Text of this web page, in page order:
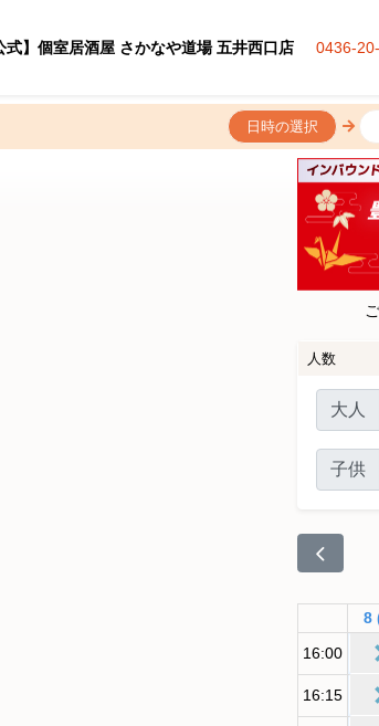
式】個室居酒屋 さかなや道場 五井西口店 0436-
日時の選択
人数
大人
子供
8
16:00
16:15